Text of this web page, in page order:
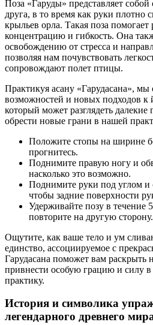
Поза «Гаруды» представляет
друга, в то время как руки плотно
крыльев орла. Такая поза помогает
концентрацию и гибкость. Она
освобождению от стресса и
позволяя нам почувствовать
сопровождают полет птицы.
Практикуя асану «Гарудасана»,
возможностей и новых подходов к
который может разглядеть
обрести новые грани в нашей
Положите стопы на ширине
прогнитесь.
Поднимите правую ногу и
насколько это возможно.
Поднимите руки под углом и
чтобы задние поверхности
Удерживайте позу в течение
повторите на другую сторону.
Ощутите, как ваше тело и ум
единство, ассоциируемое с
Гарудасана поможет вам раскрыть
привнести особую грацию и силу
практику.
История и символика
легендарного древнего